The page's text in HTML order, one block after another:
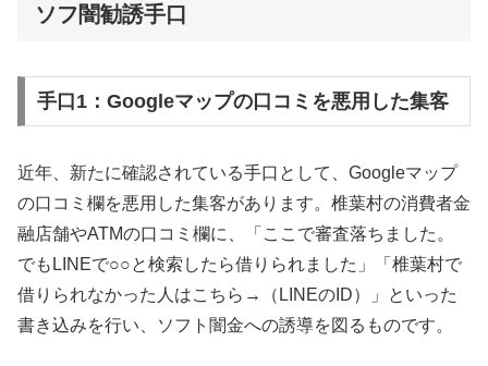
ソフ闇勧誘手口
手口1：Googleマップの口コミを悪用した集客
近年、新たに確認されている手口として、Googleマップ
の口コミ欄を悪用した集客があります。椎葉村の消費者金
融店舗やATMの口コミ欄に、「ここで審査落ちました。
でもLINEで○○と検索したら借りられました」「椎葉村で
借りられなかった人はこちら→（LINEのID）」といった
書き込みを行い、ソフト闇金への誘導を図るものです。